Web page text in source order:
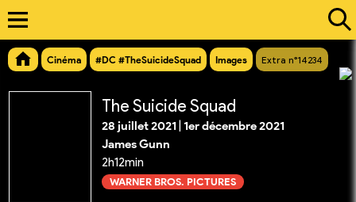
Cinéma #DC #TheSuicideSquad Images Extra n°14234
The Suicide Squad
28 juillet 2021 1er décembre 2021
James Gunn
2h12min
WARNER BROS. PICTURES